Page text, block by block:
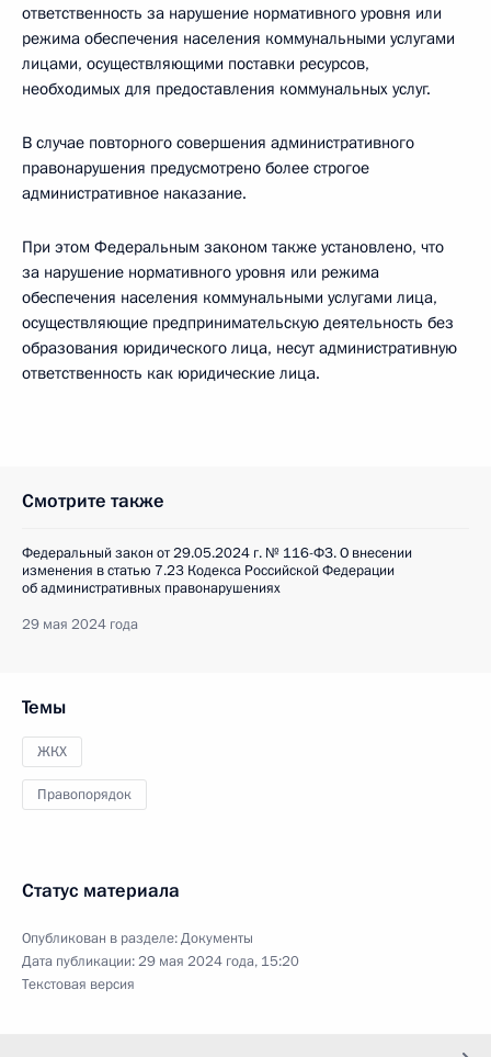
ответственность за нарушение нормативного уровня или
режима обеспечения населения коммунальными услугами
лицами, осуществляющими поставки ресурсов,
необходимых для предоставления коммунальных услуг.
В случае повторного совершения административного
правонарушения предусмотрено более строгое
административное наказание.
При этом Федеральным законом также установлено, что
за нарушение нормативного уровня или режима
обеспечения населения коммунальными услугами лица,
осуществляющие предпринимательскую деятельность без
образования юридического лица, несут административную
ответственность как юридические лица.
Смотрите также
Федеральный закон от 29.05.2024 г. № 116-ФЗ. О внесении
изменения в статью 7.23 Кодекса Российской Федерации
об административных правонарушениях
29 мая 2024 года
Темы
ЖКХ
Правопорядок
Статус материала
Опубликован в разделе:Документы
Дата публикации:29 мая 2024 года, 15:20
Текстовая версия